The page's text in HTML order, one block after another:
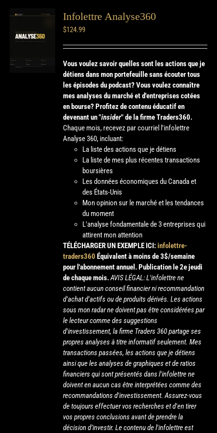
Infolettre Analyse360
$124.99
Vous voulez savoir quelles sont les actions que je
détiens dans mon portefeuille sans écouter tous
les épisodes du podcast? Vous voulez connaître
mes analyses du marché et d'entreprises cotées
en bourse? Profitez de contenu éducatif en
devenant un "insider" de la firme Traders360.
Chaque mois, recevez par courriel l'infolettre
Analyse 360, incluant:
La liste des actions que je détiens
La liste de mes plus récentes transactions
boursières
Les données économiques du Canada et
des États-Unis
Mon opinion sur le marché et les tendances
du moment
L'analyse fondamentale de 3 entreprises qui
attirent mon attention
TÉLÉCHARGER UN EXEMPLE ICI:infolettre-
traders360 Équivalent à moins de 3$/semaine
pour l'abonnement annuel.Publication le 2e jeudi
de chaque mois.AVIS LÉGAL: L'infolettre ne
contient aucun conseil financier ni recommandation
d'achat d'actifs ou de produits dérivés. Les actions
sous mon radar ne doivent pas être considérées par
le lecteur comme des suggestions
d'investissement, la firme Traders 360 partage ses
propres analyses à titre informatif seulement. Mes
transactions passées, les actions que je détiens
ainsi que les analyses de graphiques et de ratios
financiers qui sont présentés dans l'infolettre ne
doivent en aucun cas être interprétées comme des
recommandations d'investissement. Assurez-vous
de toujours effectuer vos recherches et d'en tirer
vos propres conclusions avant de prendre la
décision d’investir. Le contenu de l'infolettre est